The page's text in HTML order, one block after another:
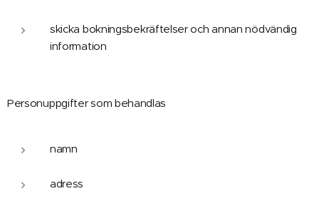
skicka bokningsbekräftelser och annan nödvändig
information
Personuppgifter som behandlas
namn
adress